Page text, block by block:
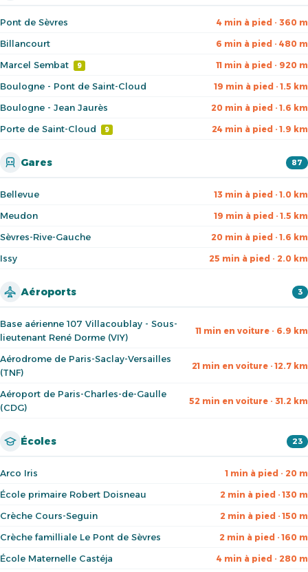
Pont de Sèvres 4 min à pied · 360 m
Billancourt 6 min à pied · 480 m
Marcel Sembat 9 11 min à pied · 920 m
Boulogne - Pont de Saint-Cloud 19 min à pied · 1.5 km
Boulogne - Jean Jaurès 20 min à pied · 1.6 km
Porte de Saint-Cloud 9 24 min à pied · 1.9 km
Gares 87
Bellevue 13 min à pied · 1.0 km
Meudon 19 min à pied · 1.5 km
Sèvres-Rive-Gauche 20 min à pied · 1.6 km
Issy 25 min à pied · 2.0 km
Aéroports 3
Base aérienne 107 Villacoublay - Sous-
lieutenant René Dorme (VIY)
11 min en voiture · 6.9 km
Aérodrome de Paris-Saclay-Versailles
(TNF)
21 min en voiture · 12.7 km
Aéroport de Paris-Charles-de-Gaulle
(CDG)
52 min en voiture · 31.2 km
Écoles 23
Arco Iris 1 min à pied · 20 m
École primaire Robert Doisneau 2 min à pied · 130 m
Crèche Cours-Seguin 2 min à pied · 150 m
Crèche familliale Le Pont de Sèvres 2 min à pied · 160 m
École Maternelle Castéja 4 min à pied · 280 m